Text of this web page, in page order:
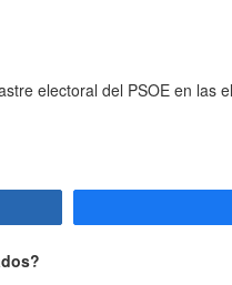
electoral del PSOE en las